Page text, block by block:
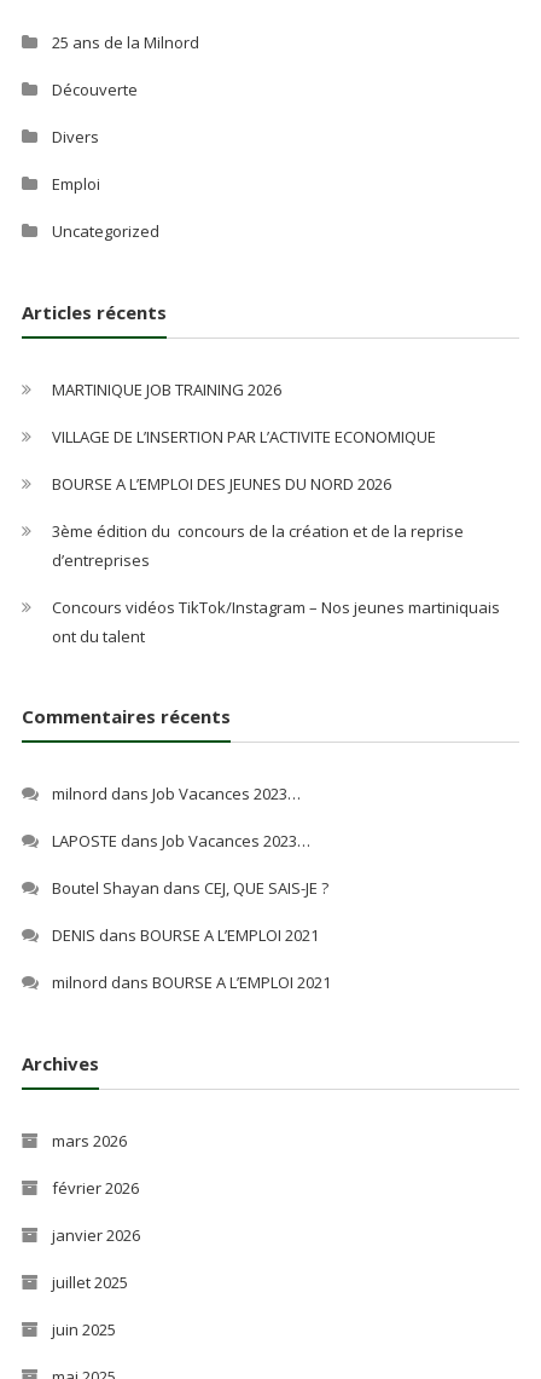
25 ans de la Milnord
Découverte
Divers
Emploi
Uncategorized
Articles récents
MARTINIQUE JOB TRAINING 2026
VILLAGE DE L’INSERTION PAR L’ACTIVITE ECONOMIQUE
BOURSE A L’EMPLOI DES JEUNES DU NORD 2026
3ème édition du concours de la création et de la reprise
d’entreprises
Concours vidéos TikTok/Instagram – Nos jeunes martiniquais
ont du talent
Commentaires récents
milnord dans Job Vacances 2023…
LAPOSTE dans Job Vacances 2023…
Boutel Shayan dans CEJ, QUE SAIS-JE ?
DENIS dans BOURSE A L’EMPLOI 2021
milnord dans BOURSE A L’EMPLOI 2021
Archives
mars 2026
février 2026
janvier 2026
juillet 2025
juin 2025